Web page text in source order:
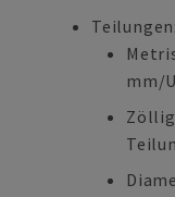
Teilungen:
mm/